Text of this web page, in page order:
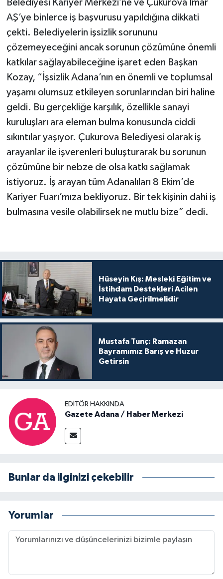
Belediyesi Kariyer Merkezi’ne ve Çukurova İmar
AŞ’ye binlerce iş başvurusu yapıldığına dikkati
çekti. Belediyelerin işsizlik sorununu
çözemeyeceğini ancak sorunun çözümüne önemli
katkılar sağlayabileceğine işaret eden Başkan
Kozay, “İşsizlik Adana’nın en önemli ve toplumsal
yaşamı olumsuz etkileyen sorunlarından biri haline
geldi. Bu gerçekliğe karşılık, özellikle sanayi
kuruluşları ara eleman bulma konusunda ciddi
sıkıntılar yaşıyor. Çukurova Belediyesi olarak iş
arayanlar ile işverenleri buluşturarak bu sorunun
çözümüne bir nebze de olsa katkı sağlamak
istiyoruz. İş arayan tüm Adanalıları 8 Ekim’de
Kariyer Fuarı’mıza bekliyoruz. Bir tek kişinin dahi iş
bulmasına vesile olabilirsek ne mutlu bize” dedi.
Hüseyin Kış: Mesleki Eğitim ve
İstihdam Destekleri Acilen
Hayata Geçirilmelidir
Mustafa Tunç: Ramazan
Bayramımız Barış ve Huzur
Getirsin
EDITÖR HAKKINDA
Gazete Adana / Haber Merkezi
Bunlar da ilginizi çekebilir
Yorumlar